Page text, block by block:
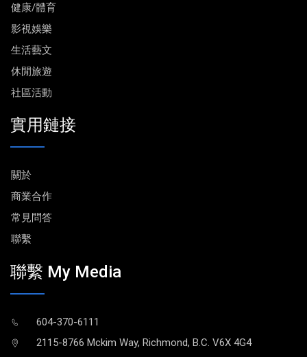
健康/體育
影視娛樂
生活藝文
休閒旅遊
社區活動
實用鏈接
關於
商業合作
常見問答
聯繫
聯繫 My Media
604-370-6111
2115-8766 Mckim Way, Richmond, B.C. V6X 4G4